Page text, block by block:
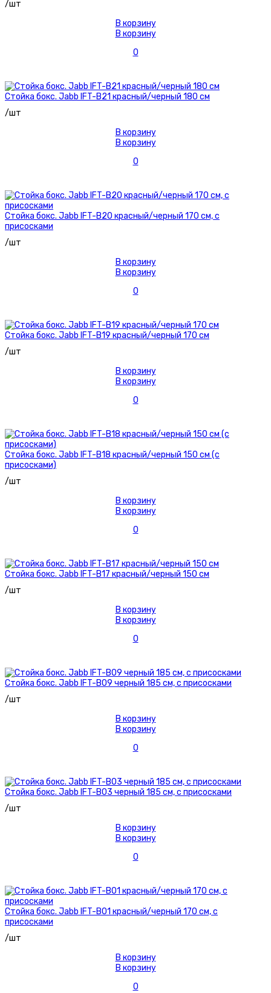
/шт
В корзину
В корзину
0
Стойка бокс. Jabb IFT-B21 красный/черный 180 см
/шт
В корзину
В корзину
0
Стойка бокс. Jabb IFT-B20 красный/черный 170 см, с
присосками
/шт
В корзину
В корзину
0
Стойка бокс. Jabb IFT-B19 красный/черный 170 см
/шт
В корзину
В корзину
0
Стойка бокс. Jabb IFT-B18 красный/черный 150 см (с
присосками)
/шт
В корзину
В корзину
0
Стойка бокс. Jabb IFT-B17 красный/черный 150 см
/шт
В корзину
В корзину
0
Стойка бокс. Jabb IFT-B09 черный 185 см, с присосками
/шт
В корзину
В корзину
0
Стойка бокс. Jabb IFT-B03 черный 185 см, с присосками
/шт
В корзину
В корзину
0
Стойка бокс. Jabb IFT-B01 красный/черный 170 см, с
присосками
/шт
В корзину
В корзину
0